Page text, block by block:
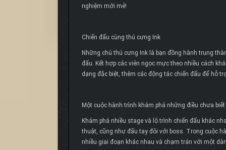
nghiệm mới mẻ!
Chiến đấu cùng thú cưng Ink
Những chú thú cưng Ink là bạn đồng hành trung
đấu. Kết hợp các viên ngọc mực theo nhiều cách
dạng đặc biệt, thêm các động tác chiến đấu để hỗ
Một cuộc hành trình khám phá những điều chưa biết
Khám phá nhiều stage và lộ trình chiến đấu khác
thuật, cũng như đấu tay đôi với boss. Trong cuộc
nhiều giai đoạn khác nhau và chạm trán với một